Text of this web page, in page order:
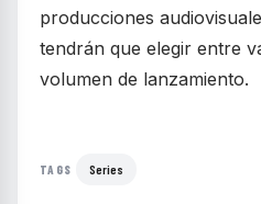
producciones
tendrán que elegir entre
volumen de lanzamiento.
TAGS Series